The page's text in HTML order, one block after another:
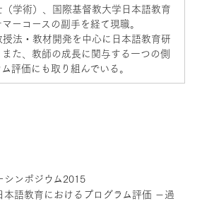
学術）、国際基督教大学日本語教育
ーコースの副手を経て現職。
法・教材開発を中心に日本語教育研
た、教師の成長に関与する一つの側
評価にも取り組んでいる。
シンポジウム2015
本語教育におけるプログラム評価 －過